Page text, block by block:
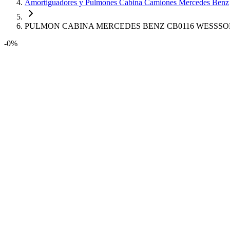
Amortiguadores y Pulmones Cabina Camiones Mercedes Benz
PULMON CABINA MERCEDES BENZ CB0116
-0%